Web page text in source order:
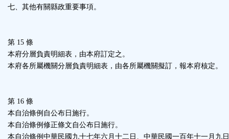
七、其他有關縣政重要事項。
第 15 條
本府分層負責明細表，由本府訂定之。
本府各所屬機關分層負責明細表，由各所屬機關擬訂，報本府核定。
第 16 條
本自治條例自公布日施行。
本自治條例修正條文自公布日施行。
本自治條例中華民國九十七年六月十二日、中華民國一百年十一月九